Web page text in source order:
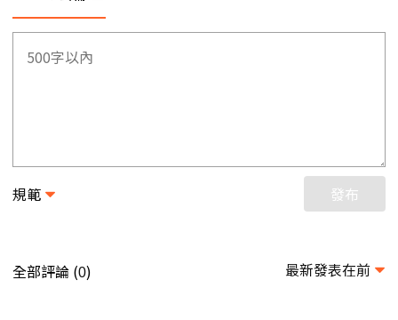
規範 發布
全部評論 (0) 最新發表在前